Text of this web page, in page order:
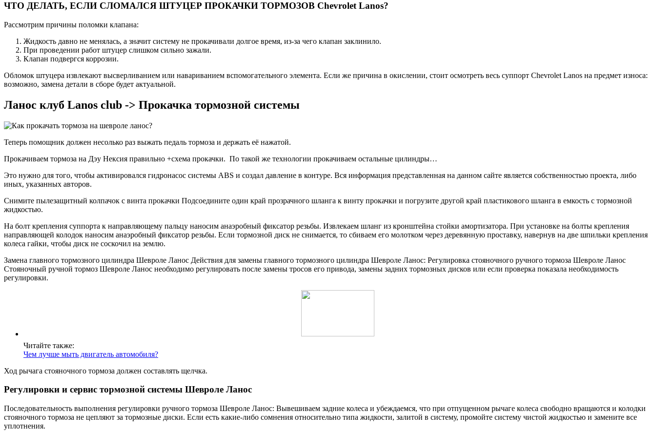
ЧТО ДЕЛАТЬ, ЕСЛИ СЛОМАЛСЯ ШТУЦЕР ПРОКАЧКИ ТОРМОЗОВ Chevrolet Lanos?
Рассмотрим причины поломки клапана:
Жидкость давно не менялась, а значит систему не прокачивали долгое время, из-за чего клапан заклинило.
При проведении работ штуцер слишком сильно зажали.
Клапан подвергся коррозии.
Обломок штуцера извлекают высверливанием или навариванием вспомогательного элемента. Если же причина в окислении, стоит осмотреть весь суппорт Chevrolet Lanos на предмет износа:
возможно, замена детали в сборе будет актуальной.
Ланос клуб Lanos club -> Прокачка тормозной системы
Теперь помощник должен несолько раз выжать педаль тормоза и держать её нажатой.
Прокачиваем тормоза на Дэу Нексия правильно +схема прокачки. По такой же технологии прокачиваем остальные цилиндры…
Это нужно для того, чтобы активировался гидронасос системы ABS и создал давление в контуре. Вся информация представленная на данном сайте является собственностью проекта, либо
иных, указанных авторов.
Снимите пылезащитный колпачок с винта прокачки Подсоедините один край прозрачного шланга к винту прокачки и погрузите другой край пластикового шланга в емкость с тормозной
жидкостью.
На болт крепления суппорта к направляющему пальцу наносим анаэробный фиксатор резьбы. Извлекаем шланг из кронштейна стойки амортизатора. При установке на болты крепления
направляющей колодок наносим анаэробный фиксатор резьбы. Если тормозной диск не снимается, то сбиваем его молотком через деревянную проставку, навернув на две шпильки крепления
колеса гайки, чтобы диск не соскочил на землю.
Замена главного тормозного цилиндра Шевроле Ланос Действия для замены главного тормозного цилиндра Шевроле Ланос: Регулировка стояночного ручного тормоза Шевроле Ланос
Стояночный ручной тормоз Шевроле Ланос необходимо регулировать после замены тросов его привода, замены задних тормозных дисков или если проверка показала необходимость
регулировки.
Читайте также:
Чем лучше мыть двигатель автомобиля?
Ход рычага стояночного тормоза должен составлять щелчка.
Регулировки и сервис тормозной системы Шевроле Ланос
Последовательность выполнения регулировки ручного тормоза Шевроле Ланос: Вывешиваем задние колеса и убеждаемся, что при отпущенном рычаге колеса свободно вращаются и колодки
стояночного тормоза не цепляют за тормозные диски. Если есть какие-либо сомнения относительно типа жидкости, залитой в систему, промойте систему чистой жидкостью и замените все
уплотнения.